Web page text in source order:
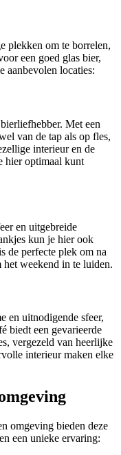
plekken om te borrelen,
een goed glas bier,
aanbevolen locaties:
Met een
van de tap als op fles,
interieur en de
hier optimaal kunt
en uitgebreide
kun je hier ook
de perfecte plek om na
weekend in te luiden.
en uitnodigende sfeer,
biedt een gevarieerde
vergezeld van heerlijke
interieur maken elke
omgeving bieden deze
een unieke ervaring: